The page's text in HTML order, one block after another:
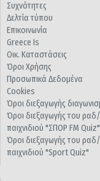
Συχνότητες
Δελτία τύπου
Επικοινωνία
Greece Is
Οικ. Καταστάσεις
Όροι Χρήσης
Προσωπικά Δεδομένα
Cookies
Όροι διεξαγωγής
Όροι διεξαγωγής του
παιχνιδιού "ΣΠΟΡ FM Quiz"
Όροι διεξαγωγής του
παιχνιδιού "Sport Quiz"